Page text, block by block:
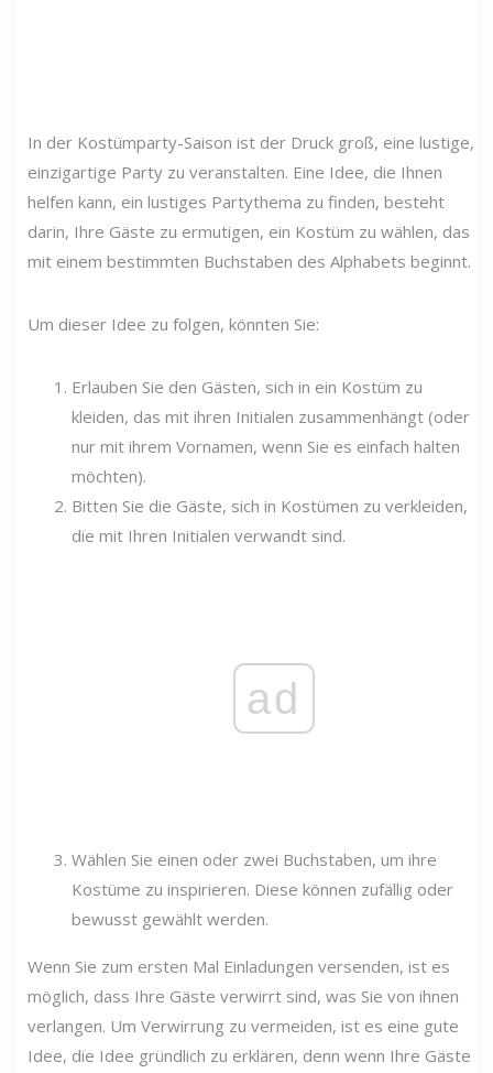
In der Kostümparty-Saison ist der Druck groß, eine lustige,
einzigartige Party zu veranstalten. Eine Idee, die Ihnen
helfen kann, ein lustiges Partythema zu finden, besteht
darin, Ihre Gäste zu ermutigen, ein Kostüm zu wählen, das
mit einem bestimmten Buchstaben des Alphabets beginnt.
Um dieser Idee zu folgen, könnten Sie:
Erlauben Sie den Gästen, sich in ein Kostüm zu
kleiden, das mit ihren Initialen zusammenhängt (oder
nur mit ihrem Vornamen, wenn Sie es einfach halten
möchten).
Bitten Sie die Gäste, sich in Kostümen zu verkleiden,
die mit Ihren Initialen verwandt sind.
ad
Wählen Sie einen oder zwei Buchstaben, um ihre
Kostüme zu inspirieren. Diese können zufällig oder
bewusst gewählt werden.
Wenn Sie zum ersten Mal Einladungen versenden, ist es
möglich, dass Ihre Gäste verwirrt sind, was Sie von ihnen
verlangen. Um Verwirrung zu vermeiden, ist es eine gute
Idee, die Idee gründlich zu erklären, denn wenn Ihre Gäste